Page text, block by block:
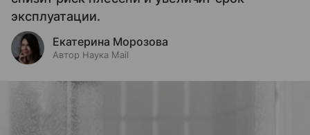
эксплуатации.
Екатерина Морозова
Автор Наука Mail